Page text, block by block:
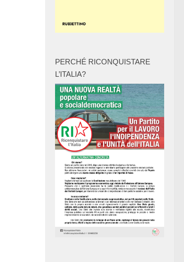
PERCHÉ RICONQUISTARE
L’ITALIA?